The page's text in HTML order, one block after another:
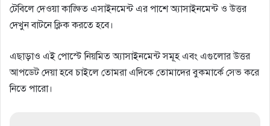
টেবিলে দেওয়া কাঙ্ক্ষিত এসাইনমেন্ট এর পাশে অ্যাসাইনমেন্ট ও উত্তর
দেখুন বাটনে ক্লিক করতে হবে।
এছাড়াও এই পোস্টে নিয়মিত অ্যাসাইনমেন্ট সমূহ এবং এগুলোর উত্তর
আপডেট দেয়া হবে চাইলে তোমরা এদিকে তোমাদের বুকমার্কে সেভ করে
নিতে পারো।